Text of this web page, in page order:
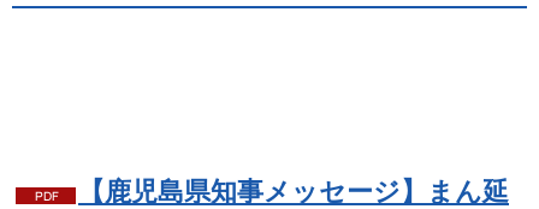
【鹿児島県知事メッセージ】まん延